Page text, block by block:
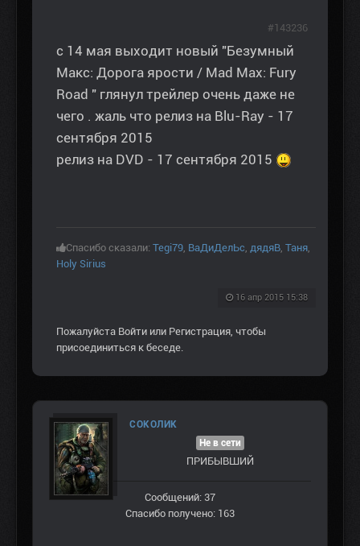
c 14 мая выходит новый "Безумный
Макс: Дорога ярости / Mad Max: Fury
Road " глянул трейлер очень даже не
чего . жаль что релиз на Blu-Ray - 17
сентября 2015
релиз на DVD - 17 сентября 2015
Спасибо сказали: Tegi79 ВаДиДелЬс дядяВ Таня
Holy Sirius
16 апр 2015 15:38
#143236
Пожалуйста Войти или Регистрация , чтобы
присоединиться к беседе.
СОКОЛИК
Не в сети
ПРИБЫВШИЙ
Сообщений: 37
Спасибо получено: 163